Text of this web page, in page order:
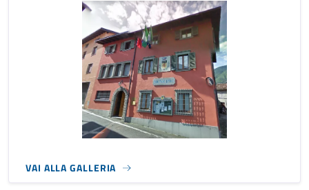
VAI ALLA GALLERIA